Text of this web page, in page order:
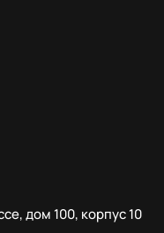
дом 100, корпус 10